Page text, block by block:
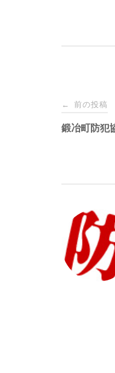
投
稿
ゲ
ー
← 前の投稿
鍛冶町防犯